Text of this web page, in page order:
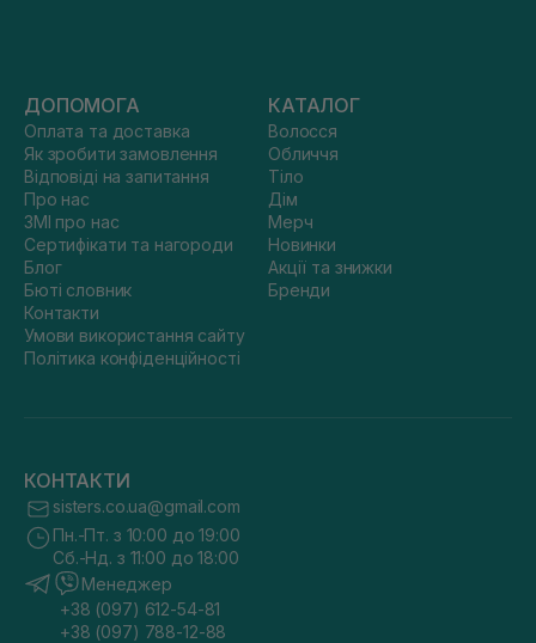
ДОПОМОГА
Оплата та доставка
Як зробити замовлення
Відповіді на запитання
Про нас
ЗМІ про нас
Сертифікати та нагороди
Блог
Бюті словник
Контакти
Умови використання сайту
Політика конфіденційності
КАТАЛОГ
Волосся
Обличчя
Тіло
Дім
Мерч
Новинки
Акції та знижки
Бренди
КОНТАКТИ
sisters.co.ua@gmail.com
Пн.-Пт. з 10:00 до 19:00
Сб.-Нд. з 11:00 до 18:00
Менеджер
+38 (097) 612-54-81
+38 (097) 788-12-88